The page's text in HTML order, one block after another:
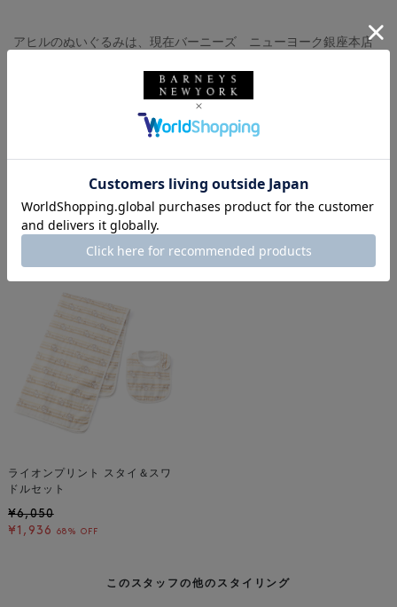
アヒルのぬいぐるみは、現在バーニーズ ニューヨーク銀座本店
銀座本店3階にて5月7日(日)までお取り扱いしております。
バーニーズ ニューヨーク BARNEYS NEW YORK キッズ＆ベビー
出産祝い バーニーズ ニューヨーク銀座本店
ライオンプリント スタイ＆スワ
ドルセット
¥6,050
¥1,936
68% OFF
このスタッフの他のスタイリング